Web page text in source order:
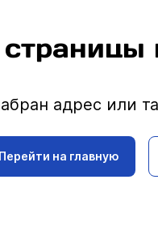
адрес или
Перейти на главную